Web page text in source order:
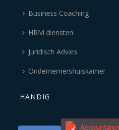
Business Coaching
HRM diensten
Juridisch Advies
Ondernemershuiskamer
HANDIG